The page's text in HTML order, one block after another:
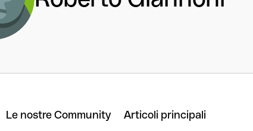
Le nostre Community Articoli principali